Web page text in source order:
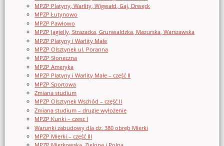
MPZP Platyny, Warlity, Wigwałd, Gaj, Drwęck
MPZP Łutynowo
MPZP Pawłowo
MPZP Jagielly, Strazacka, Grunwaldzka, Mazurska, Warszawska
MPZP Platyny i Warlity Małe
MPZP Olsztynek ul. Poranna
MPZP Słoneczna
MPZP Ameryka
MPZP Platyny i Warlity Małe – część II
MPZP Sportowa
Zmiana studium
MPZP Olsztynek Wschód – część II
Zmiana studium – drugie wyłożenie
MPZP Kunki – czesc I
Warunki zabudowy dla dz. 380 obręb Mierki
MPZP Mierki – część III